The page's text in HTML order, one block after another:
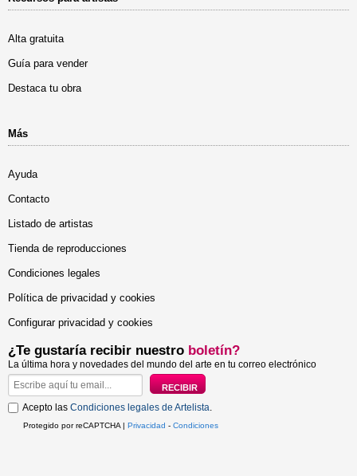
Alta gratuita
Guía para vender
Destaca tu obra
Más
Ayuda
Contacto
Listado de artistas
Tienda de reproducciones
Condiciones legales
Política de privacidad y cookies
Configurar privacidad y cookies
¿Te gustaría recibir nuestro boletín?
La última hora y novedades del mundo del arte en tu correo electrónico
Acepto las Condiciones legales de Artelista.
Protegido por reCAPTCHA | Privacidad - Condiciones